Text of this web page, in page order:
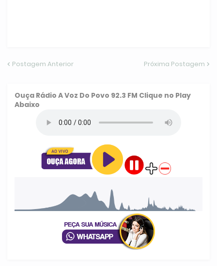
Postagem Anterior Próxima Postagem
Ouça Rádio A Voz Do Povo 92.3 FM Clique no Play
Abaixo